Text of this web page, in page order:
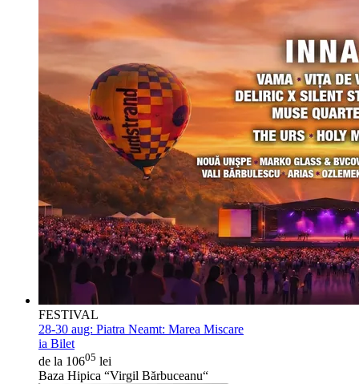
FESTIVAL
28-30 aug: Piatra Neamt: Marea Miscare
ia Bilet
de la 10605 lei
Baza Hipica “Virgil Bărbuceanu“